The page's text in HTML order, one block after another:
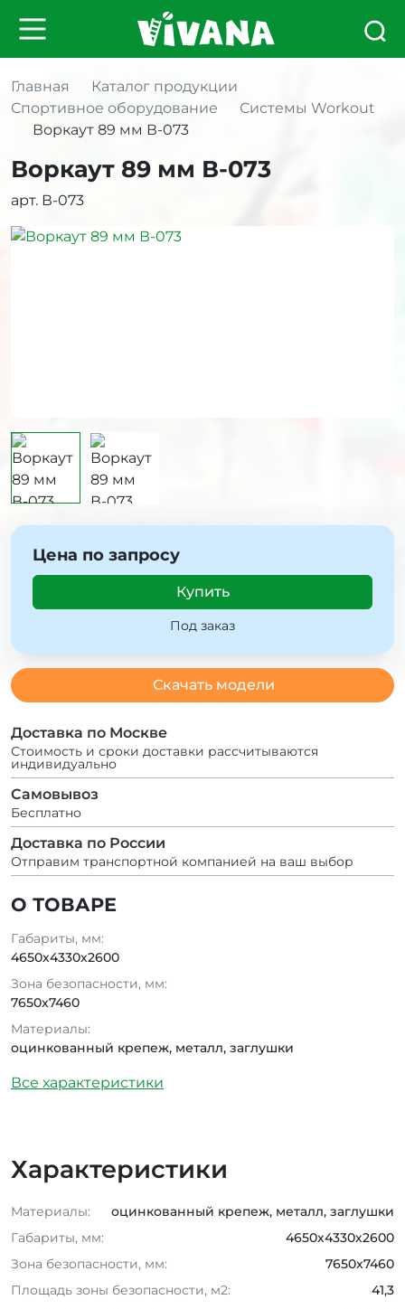
Главная
Каталог продукции
Спортивное оборудование
Системы Workout
Воркаут 89 мм В-073
Воркаут 89 мм В-073
арт. В-073
О ТОВАРЕ
Габариты, мм:
4650х4330х2600
Зона безопасности, мм:
7650x7460
Материалы:
оцинкованный крепеж, металл, заглушки
Все характеристики
Цена по запросу
Купить
Под заказ
Скачать модели
Доставка по Москве
Стоимость и сроки доставки рассчитываются
индивидуально
Самовывоз
Бесплатно
Доставка по России
Отправим транспортной компанией на ваш выбор
Характеристики
Материалы:
оцинкованный крепеж, металл, заглушки
Габариты, мм:
4650х4330х2600
Зона безопасности, мм:
7650x7460
Площадь зоны безопасности, м2:
41,3